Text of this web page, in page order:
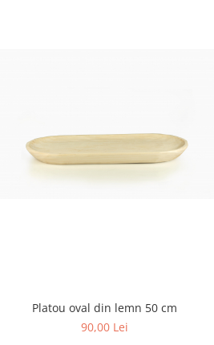
Platou oval din lemn 50 cm
90,00 Lei